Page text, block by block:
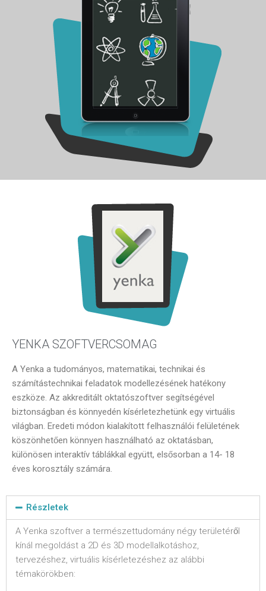
YENKA SZOFTVERCSOMAG
A Yenka a tudományos, matematikai, technikai és
számítástechnikai feladatok modellezésének hatékony
eszköze. Az akkreditált oktatószoftver segítségével
biztonságban és könnyedén kísérletezhetünk egy virtuális
világban. Eredeti módon kialakított felhasználói felületének
köszönhetően könnyen használható az oktatásban,
különösen interaktív táblákkal együtt, elsősorban a 14- 18
éves korosztály számára.
Részletek
A Yenka szoftver a természettudomány négy területéről
kínál megoldást a 2D és 3D modellalkotáshoz,
tervezéshez, virtuális kísérletezéshez az alábbi
témakörökben: